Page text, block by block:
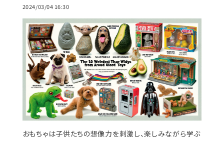
2024/03/04 16:30
おもちゃは子供たちの想像力を刺激し、楽しみながら学ぶ